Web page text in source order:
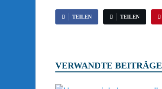
TEILEN TEILEN
VERWANDTE BEITRÄGE